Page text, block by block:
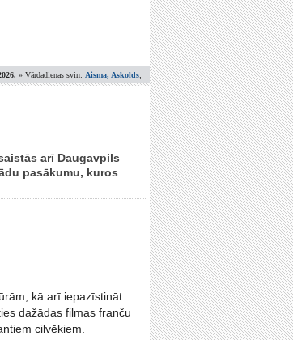
» Vārdadienas svin: Aisma, Askolds;
arī Daugavpils
pasākumu, kuros
kā arī iepazīstināt
dažādas filmas franču
cilvēkiem.